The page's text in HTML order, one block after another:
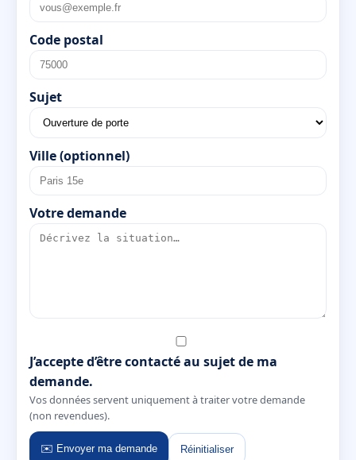
Code postal
Sujet
Ville (optionnel)
Votre demande
J’accepte d’être contacté au sujet de ma
demande.
Vos données servent uniquement à traiter votre demande
(non revendues).
✉️ Envoyer ma demande Réinitialiser